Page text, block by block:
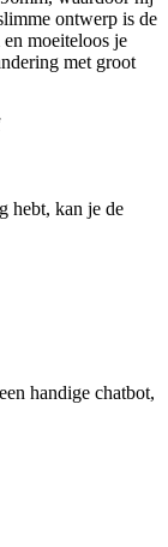
ontwerp is de
moeiteloos je
met groot
hebt, kan je de
handige chatbot,